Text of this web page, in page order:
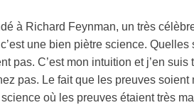
à Richard Feynman, un très
une bien piètre science.
pas. C’est mon intuition et j’en
pas. Le fait que les preuves
où les preuves étaient très